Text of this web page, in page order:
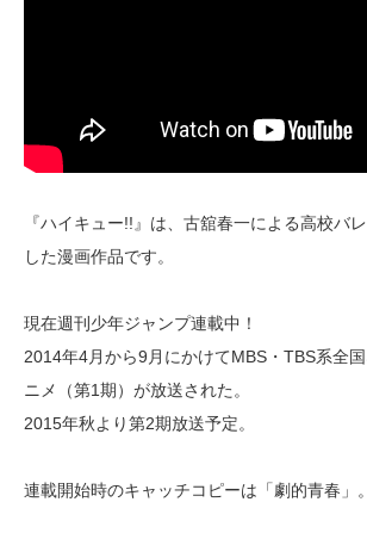
『ハイキュー!!』は、古舘春一による高校バ
した漫画作品です。
現在週刊少年ジャンプ連載中！
2014年4月から9月にかけてMBS・TBS系全
ニメ（第1期）が放送された。
2015年秋より第2期放送予定。
連載開始時のキャッチコピーは「劇的青春」。